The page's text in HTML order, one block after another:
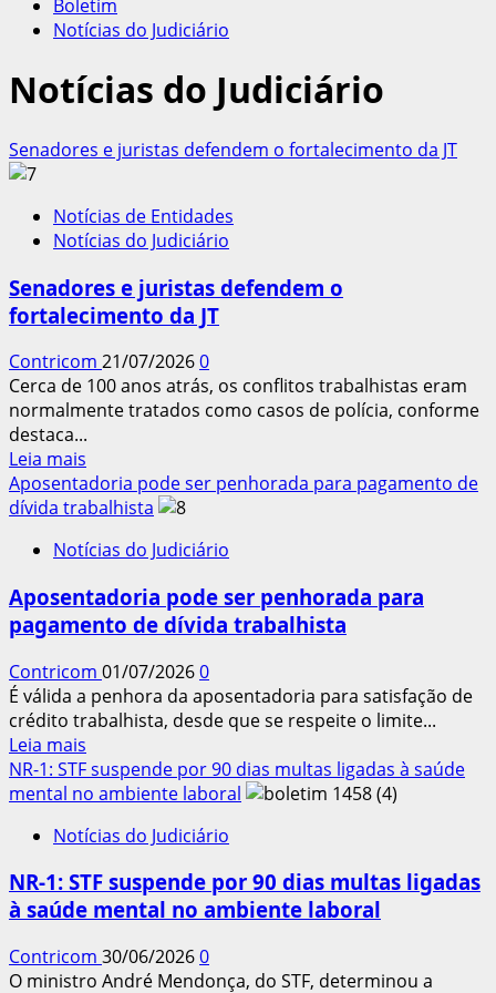
Boletim
Notícias do Judiciário
Notícias do Judiciário
Senadores e juristas defendem o fortalecimento da JT
Notícias de Entidades
Notícias do Judiciário
Senadores e juristas defendem o
fortalecimento da JT
Contricom 21/07/20260
Cerca de 100 anos atrás, os conflitos trabalhistas eram
normalmente tratados como casos de polícia, conforme
destaca...
Leia mais
mais
sobre
e
defendem
o
da
JT
Aposentadoria pode ser penhorada para pagamento de
dívida trabalhista
Notícias do Judiciário
Aposentadoria pode ser penhorada para
pagamento de dívida trabalhista
Contricom 01/07/20260
É válida a penhora da aposentadoria para satisfação de
crédito trabalhista, desde que se respeite o limite...
Leia mais
mais
sobre
pode
penhorada
para
de
dívida
NR-1: STF suspende por 90 dias multas ligadas à saúde
mental no ambiente laboral
Notícias do Judiciário
NR-1: STF suspende por 90 dias multas ligadas
à saúde mental no ambiente laboral
Contricom 30/06/20260
O ministro André Mendonça, do STF, determinou a